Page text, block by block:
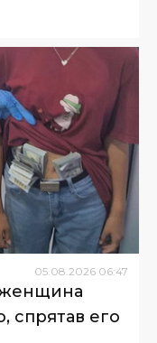
05.08.2026 06:47
женщина
спрятав его